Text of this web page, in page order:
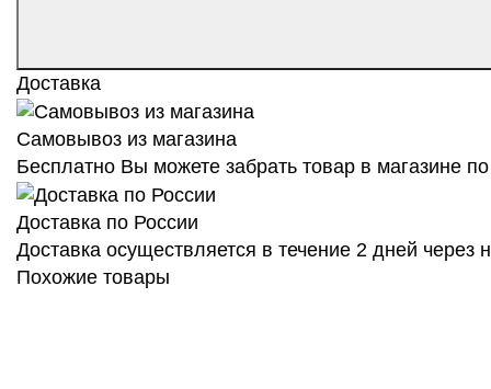
Доставка
Самовывоз из магазина
Бесплатно Вы можете забрать товар в магазине
Доставка по России
Доставка осуществляется в течение 2 дней
Похожие товары